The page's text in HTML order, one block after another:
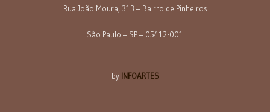
Rua João Moura, 313 – Bairro de Pinheiros
São Paulo – SP – 05412-001
by INFOARTES